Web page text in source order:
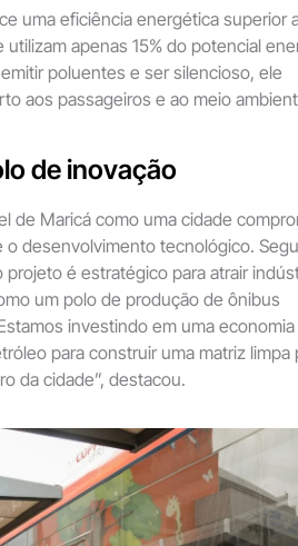
uma eficiência energética superior
apenas 15% do potencial
poluentes e ser silencioso, ele
aos passageiros e ao meio
de inovação
de Maricá como uma cidade
o desenvolvimento tecnológico.
é estratégico para atrair
um polo de produção de ônibus
investindo em uma
para construir uma matriz limpa
da cidade”, destacou.